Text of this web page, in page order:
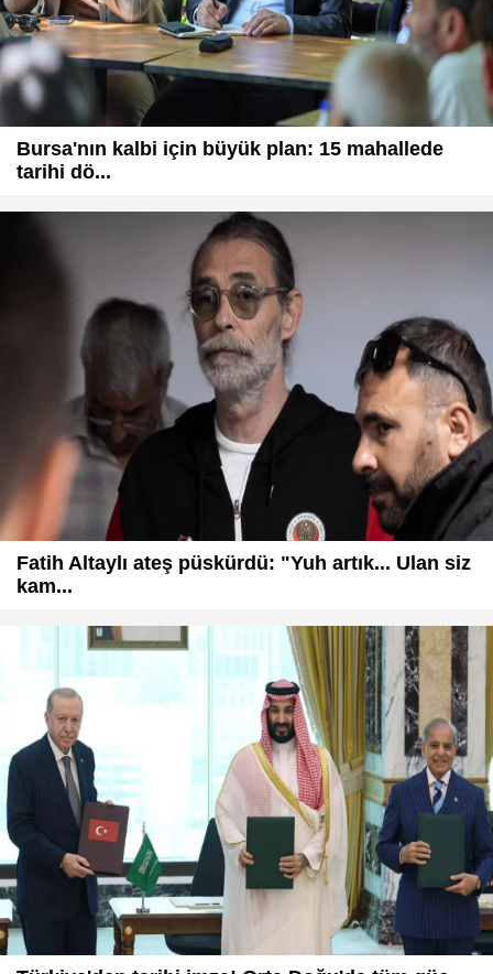
Bursa'nın kalbi için büyük plan: 15 mahallede
tarihi dö...
Fatih Altaylı ateş püskürdü: "Yuh artık... Ulan siz
kam...